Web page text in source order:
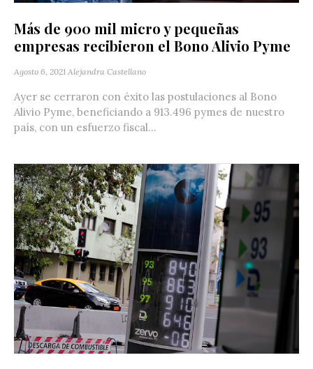
Más de 900 mil micro y pequeñas
empresas recibieron el Bono Alivio Pyme
Agosto 6, 2021 Alejandra Castellano
Ayer se cerraron con éxito las postulaciones al Bono
Alivio Pyme, beneficiando a 913.496 pymes de nuestro
país, con un esfuerzo fiscal...